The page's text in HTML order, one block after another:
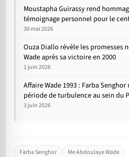
Moustapha Guirassy rend
témoignage personnel pour le
30 mai 2026
Ouza Diallo révèle les promesses
Wade après sa victoire en 2000
1 juin 2026
Affaire Wade 1993 : Farba
période de turbulence au sein du
3 juin 2026
Farba Senghor Me Abdoulaye Wade